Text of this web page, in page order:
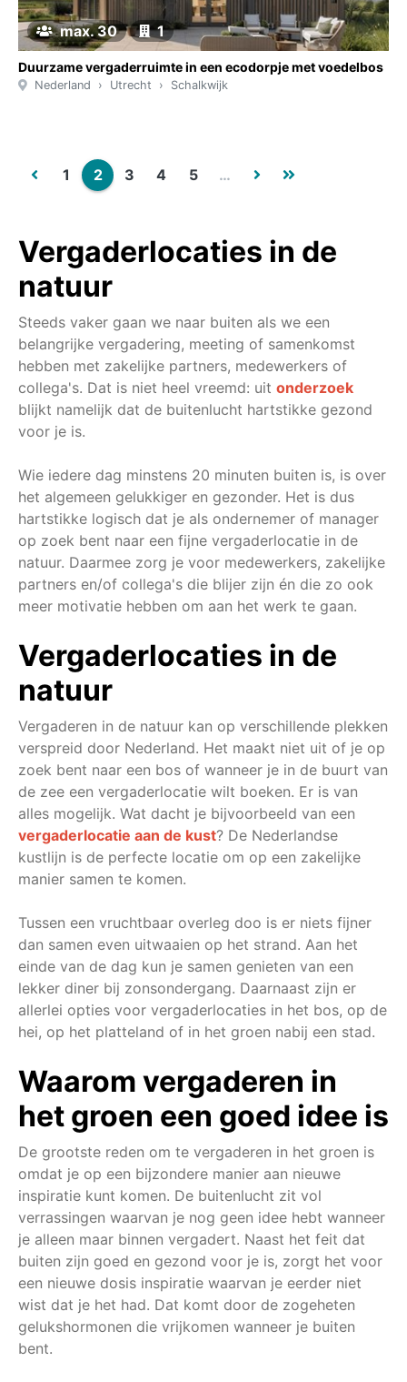
max. 30 1
Duurzame vergaderruimte in een ecodorpje met voedelbos
Nederland Utrecht Schalkwijk
1 2 3 4 5 …
Vergaderlocaties in de
natuur
Steeds vaker gaan we naar buiten als we een
belangrijke vergadering, meeting of samenkomst
hebben met zakelijke partners, medewerkers of
collega's. Dat is niet heel vreemd: uit onderzoek
blijkt namelijk dat de buitenlucht hartstikke gezond
voor je is.
Wie iedere dag minstens 20 minuten buiten is, is over
het algemeen gelukkiger en gezonder. Het is dus
hartstikke logisch dat je als ondernemer of manager
op zoek bent naar een fijne vergaderlocatie in de
natuur. Daarmee zorg je voor medewerkers, zakelijke
partners en/of collega's die blijer zijn én die zo ook
meer motivatie hebben om aan het werk te gaan.
Vergaderlocaties in de
natuur
Vergaderen in de natuur kan op verschillende plekken
verspreid door Nederland. Het maakt niet uit of je op
zoek bent naar een bos of wanneer je in de buurt van
de zee een vergaderlocatie wilt boeken. Er is van
alles mogelijk. Wat dacht je bijvoorbeeld van een
vergaderlocatie aan de kust? De Nederlandse
kustlijn is de perfecte locatie om op een zakelijke
manier samen te komen.
Tussen een vruchtbaar overleg doo is er niets fijner
dan samen even uitwaaien op het strand. Aan het
einde van de dag kun je samen genieten van een
lekker diner bij zonsondergang. Daarnaast zijn er
allerlei opties voor vergaderlocaties in het bos, op de
hei, op het platteland of in het groen nabij een stad.
Waarom vergaderen in
het groen een goed idee is
De grootste reden om te vergaderen in het groen is
omdat je op een bijzondere manier aan nieuwe
inspiratie kunt komen. De buitenlucht zit vol
verrassingen waarvan je nog geen idee hebt wanneer
je alleen maar binnen vergadert. Naast het feit dat
buiten zijn goed en gezond voor je is, zorgt het voor
een nieuwe dosis inspiratie waarvan je eerder niet
wist dat je het had. Dat komt door de zogeheten
gelukshormonen die vrijkomen wanneer je buiten
bent.